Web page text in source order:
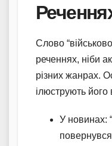
Слово
реченнях, ніби
різних жанрах.
ілюструють його
У новинах: